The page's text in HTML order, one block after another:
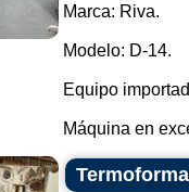
Marca: Riva.
Modelo: D-14.
Equipo
Máquina en